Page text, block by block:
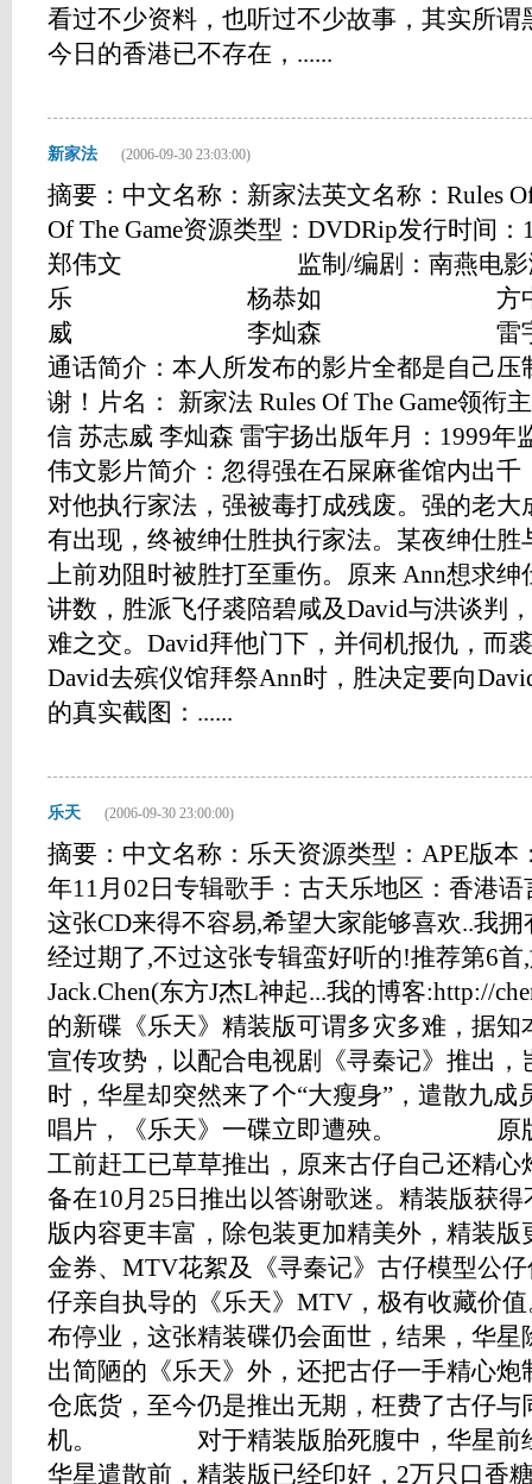
看过不少资料，也听过不少故事，其实所
今日的香港已不存在，......
新家法 (2006-09-30 23:03:00)
摘要：中文名称：新家法英文名称：Rules
Of The Game资源类型：DVDRip发行时间
郑伟文 监制/编剧：南燕电影演
乐 杨恭如 方
威 李灿森 雷宇扬地区
通话简介：本人所发布的影片全都是自己
谢！片名： 新家法 Rules Of The Game领衔
信 苏志威 李灿森 雷宇扬出版年月：1999年
伟文影片简介：忽得强在石屎麻雀馆内出
对他执行家法，强被毒打成残废。强的老
有出现，终被绅仕胜执行家法。某夜绅仕胜
上前劝阻时被胜打至重伤。原来 Ann想求
讲数，胜派飞仔裘陪碧咸及David与洪谈判
难之交。David拜他门下，并伺机报仇，而
David去殡仪馆拜祭Ann时，胜决定要向
的真实截图：......
乐天 (2006-09-30 23:00:00)
摘要：中文名称：乐天资源类型：APE版本
年11月02日专辑歌手：古天乐地区：香港
这张CD来得不容易,希望大家能够喜欢..我
经过期了,不过这张专辑蛮好听的!推荐第6
Jack.Chen(东方J杰L神起...我的博客:http://
的新碟《乐天》精装版可谓多灾多难，据
宣传攻势，以配合电视剧《寻秦记》推出
时，华星却突然来了个“大瘦身”，遣散九成
唱片，《乐天》一碟立即遭殃。 原版
工前赶工已草草推出，原来古仔自己还精
备在10月25日推出以答谢歌迷。精装版获
版内容更丰富，除包装更加精美外，精装
金券、MTV花絮及《寻秦记》古仔模型公
仔亲自执导的《乐天》MTV，极有收藏价
布停业，这张精装碟仍会面世，结果，华
出简陋的《乐天》外，还把古仔一手精心
仓底货，至今仍是推出无期，枉费了古仔与
机。 对于精装版胎死腹中，华星前经
华星遣散前，精装版已经印好，2万只口香